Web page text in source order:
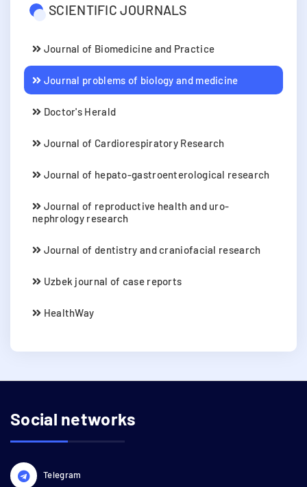
SCIENTIFIC JOURNALS
Journal of Biomedicine and Practice
Journal problems of biology and medicine
Doctor's Herald
Journal of Cardiorespiratory Research
Journal of hepato-gastroenterological research
Journal of reproductive health and uro-
nephrology research
Journal of dentistry and craniofacial research
Uzbek journal of case reports
HealthWay
Social networks
Telegram